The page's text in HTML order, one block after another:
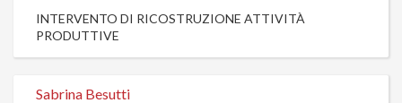
INTERVENTO DI RICOSTRUZIONE ATTIVITÀ
PRODUTTIVE
Sabrina Besutti